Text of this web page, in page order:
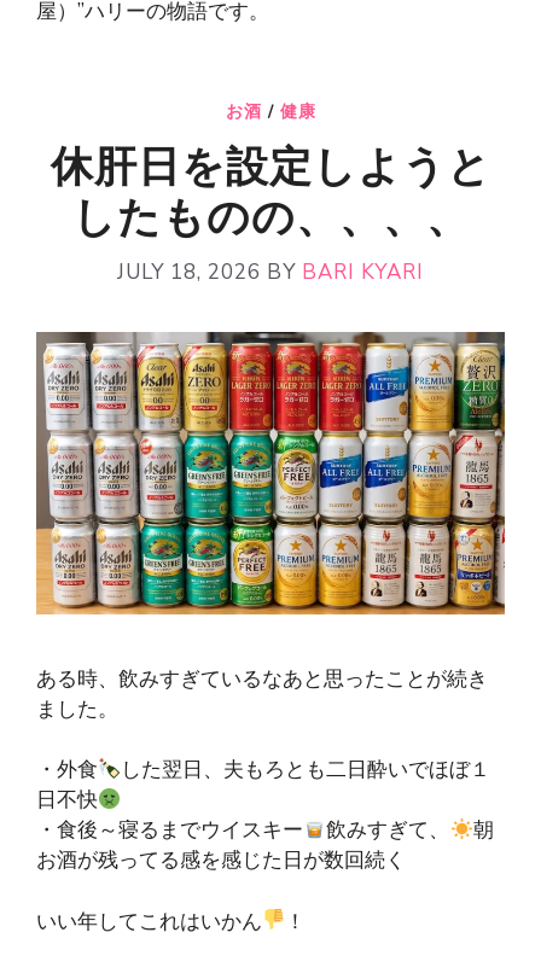
屋）”ハリーの物語です。
お酒 / 健康
休肝日を設定しようと
したものの、、、、
JULY 18, 2026 BY BARI KYARI
ある時、飲みすぎているなあと思ったことが続き
ました。
・外食
した翌日、夫もろとも二日酔いでほぼ１
日不快
・食後～寝るまでウイスキー
飲みすぎて、
朝
お酒が残ってる感を感じた日が数回続く
いい年してこれはいかん ！